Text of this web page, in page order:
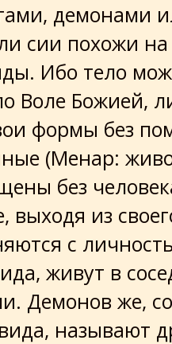
демонами
сии похожи
Ибо тело
Воле Божией,
формы без
(Менар:
без
выходя из
с
живут в
Демонов же,
называют